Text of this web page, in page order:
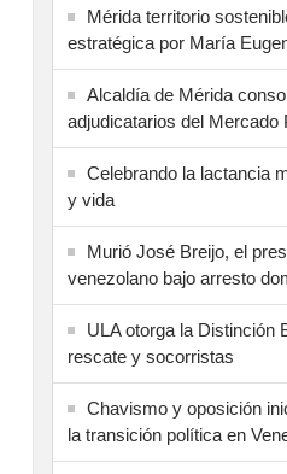
Mérida territorio
estratégica por María
Alcaldía de Mérida
adjudicatarios del Mercado
Celebrando la lactancia
y vida
Murió José Breijo, el
venezolano bajo arresto
ULA otorga la Distinción
rescate y socorristas
Chavismo y oposición
la transición política en